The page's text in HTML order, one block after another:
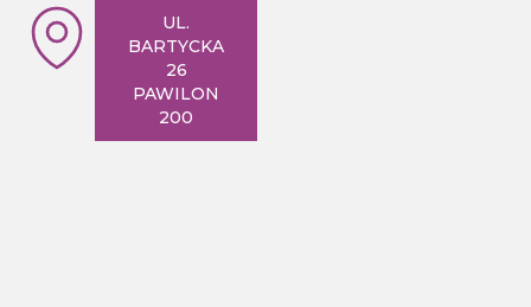
UL.
BARTYCKA
26
PAWILON
200